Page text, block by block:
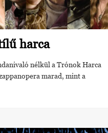
harca
nélkül a Trónok Harca
marad, mint a